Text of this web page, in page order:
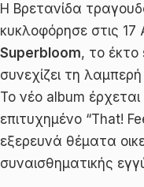
Η Βρετανίδα
κυκλοφόρησε στις 17
Superbloom, το
συνεχίζει τη
Το νέο album
επιτυχημένο “That!
εξερευνά θέματα
συναισθηματικής